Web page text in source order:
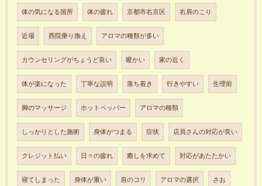
体の気になる箇所 体の疲れ 京都市右京区 右肩のこり
近場 西院乗り換え アロマの種類が多い
カウンセリングがちょうど良い 暖かい 家の近く
体が楽になった 丁寧な説明 落ち着き 行きやすい 生理前
脚のマッサージ ホットペッパー アロマの種類
しっかりとした施術 身体がつまる 症状 店員さんの対応が良い
クレジット払い 日々の疲れ 癒しを求めて 対応があたたかい
寝てしまった 身体が重い 肩のコリ アロマの選択 さお